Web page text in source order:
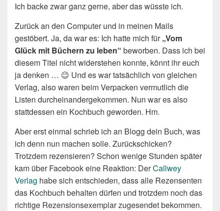
Ich backe zwar ganz gerne, aber das wüsste ich.
Zurück an den Computer und in meinen Mails
gestöbert. Ja, da war es: Ich hatte mich für„Vom
Glück mit Büchern zu leben“ beworben. Dass ich bei
diesem Titel nicht widerstehen konnte, könnt ihr euch
ja denken … 😉 Und es war tatsächlich von gleichen
Verlag, also waren beim Verpacken vermutlich die
Listen durcheinandergekommen. Nun war es also
stattdessen ein Kochbuch geworden. Hm.
Aber erst einmal schrieb ich an Blogg dein Buch, was
ich denn nun machen solle. Zurückschicken?
Trotzdem rezensieren? Schon wenige Stunden später
kam über Facebook eine Reaktion: DerCallwey
Verlag habe sich entschieden, dass alle Rezensenten
das Kochbuch behalten dürfen und trotzdem noch das
richtige Rezensionsexemplar zugesendet bekommen.